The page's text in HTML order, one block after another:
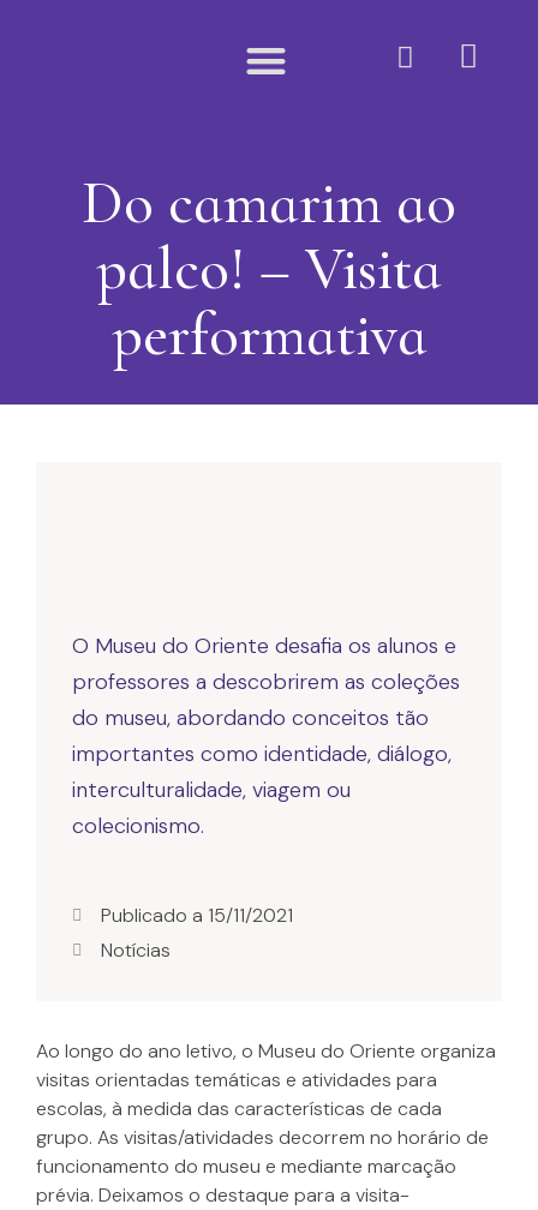
Do camarim ao
palco! – Visita
performativa
O Museu do Oriente desafia os alunos e
professores a descobrirem as coleções
do museu, abordando conceitos tão
importantes como identidade, diálogo,
interculturalidade, viagem ou
colecionismo.
Publicado a 15/11/2021
Notícias
Ao longo do ano letivo, o Museu do Oriente organiza
visitas orientadas temáticas e atividades para
escolas, à medida das características de cada
grupo. As visitas/atividades decorrem no horário de
funcionamento do museu e mediante marcação
prévia. Deixamos o destaque para a visita-